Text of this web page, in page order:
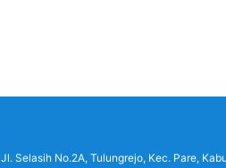
Jl. Selasih No.2A, Tulungrejo, Kec. Pare,